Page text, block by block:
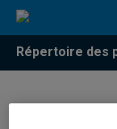
Répertoire des